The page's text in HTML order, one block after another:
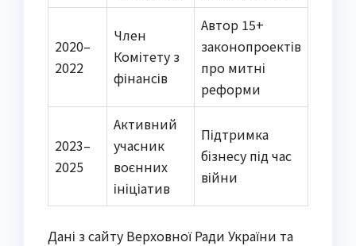
2020–
2022
Член
Комітету з
фінансів
Автор 15+
законопроектів
про митні
реформи
2023–
2025
Активний
учасник
воєнних
ініціатив
Підтримка
бізнесу під час
війни
Дані з сайту Верховної Ради України та